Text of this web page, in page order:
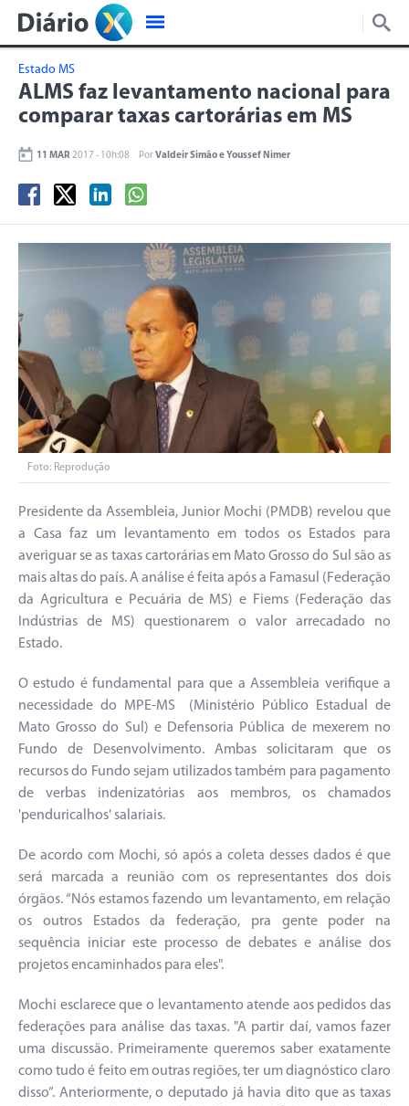
Estado MS
ALMS faz levantamento nacional para
comparar taxas cartorárias em MS
11 MAR 2017 - 10h:08 PorValdeir Simão e Youssef Nimer
Foto: Reprodução
Presidente da Assembleia, Junior Mochi (PMDB) revelou que
a Casa faz um levantamento em todos os Estados para
averiguar se as taxas cartorárias em Mato Grosso do Sul são as
mais altas do país. A análise é feita após a Famasul (Federação
da Agricultura e Pecuária de MS) e Fiems (Federação das
Indústrias de MS) questionarem o valor arrecadado no
Estado.
O estudo é fundamental para que a Assembleia verifique a
necessidade do MPE-MS (Ministério Público Estadual de
Mato Grosso do Sul) e Defensoria Pública de mexerem no
Fundo de Desenvolvimento. Ambas solicitaram que os
recursos do Fundo sejam utilizados também para pagamento
de verbas indenizatórias aos membros, os chamados
'penduricalhos' salariais.
De acordo com Mochi, só após a coleta desses dados é que
será marcada a reunião com os representantes dos dois
órgãos. “Nós estamos fazendo um levantamento, em relação
os outros Estados da federação, pra gente poder na
sequência iniciar este processo de debates e análise dos
projetos encaminhados para eles".
Mochi esclarece que o levantamento atende aos pedidos das
federações para análise das taxas. "A partir daí, vamos fazer
uma discussão. Primeiramente queremos saber exatamente
como tudo é feito em outras regiões, ter um diagnóstico claro
disso”. Anteriormente, o deputado já havia dito que as taxas